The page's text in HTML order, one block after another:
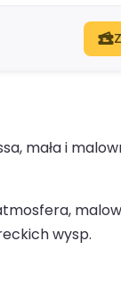
mała i
wysp.